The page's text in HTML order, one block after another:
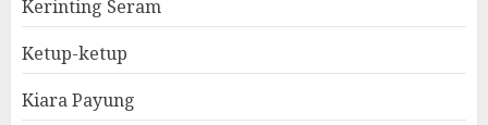
Kerinting Seram
Ketup-ketup
Kiara Payung